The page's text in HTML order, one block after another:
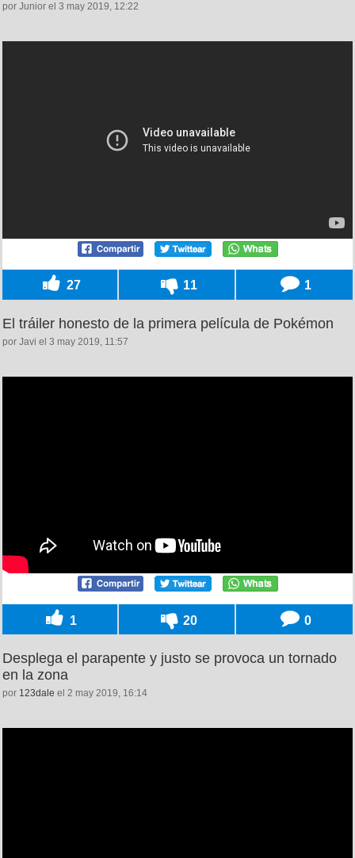
por Junior el 3 may 2019, 12:22
27 11 1
El tráiler honesto de la primera película de Pokémon
por Javi el 3 may 2019, 11:57
1 20 0
Desplega el parapente y justo se provoca un tornado
en la zona
por 123dale el 2 may 2019, 16:14